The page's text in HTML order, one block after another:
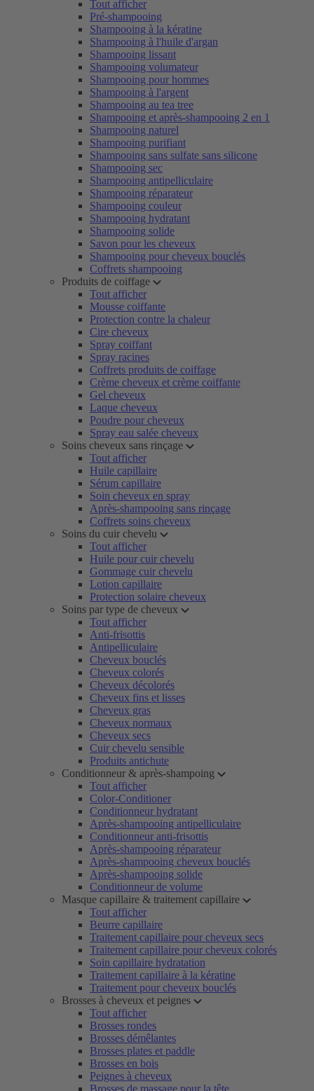
Tout afficher
Pré-shampooing
Shampooing à la kératine
Shampooing à l'huile d'argan
Shampooing lissant
Shampooing volumateur
Shampooing pour hommes
Shampooing à l'argent
Shampooing au tea tree
Shampooing et après-shampooing 2 en 1
Shampooing naturel
Shampooing purifiant
Shampooing sans sulfate sans silicone
Shampooing sec
Shampooing antipelliculaire
Shampooing réparateur
Shampooing couleur
Shampooing hydratant
Shampooing solide
Savon pour les cheveux
Shampooing pour cheveux bouclés
Coffrets shampooing
Produits de coiffage
Tout afficher
Mousse coiffante
Protection contre la chaleur
Cire cheveux
Spray coiffant
Spray racines
Coffrets produits de coiffage
Crème cheveux et crème coiffante
Gel cheveux
Laque cheveux
Poudre pour cheveux
Spray eau salée cheveux
Soins cheveux sans rinçage
Tout afficher
Huile capillaire
Sérum capillaire
Soin cheveux en spray
Après-shampooing sans rinçage
Coffrets soins cheveux
Soins du cuir chevelu
Tout afficher
Huile pour cuir chevelu
Gommage cuir chevelu
Lotion capillaire
Protection solaire cheveux
Soins par type de cheveux
Tout afficher
Anti-frisottis
Antipelliculaire
Cheveux bouclés
Cheveux colorés
Cheveux décolorés
Cheveux fins et lisses
Cheveux gras
Cheveux normaux
Cheveux secs
Cuir chevelu sensible
Produits antichute
Conditionneur & après-shampoing
Tout afficher
Color-Conditioner
Conditionneur hydratant
Après-shampooing antipelliculaire
Conditionneur anti-frisottis
Après-shampooing réparateur
Après-shampooing cheveux bouclés
Après-shampooing solide
Conditionneur de volume
Masque capillaire & traitement capillaire
Tout afficher
Beurre capillaire
Traitement capillaire pour cheveux secs
Traitement capillaire pour cheveux colorés
Soin capillaire hydratation
Traitement capillaire à la kératine
Traitement pour cheveux bouclés
Brosses à cheveux et peignes
Tout afficher
Brosses rondes
Brosses démêlantes
Brosses plates et paddle
Brosses en bois
Peignes à cheveux
Brosses de massage pour la tête